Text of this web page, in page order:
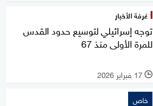
غرفة الأخبار
توجه إسرائيلي لتوسيع حدود القدس
للمرة الأولى منذ 67
l 17 فبراير 2026
خاص